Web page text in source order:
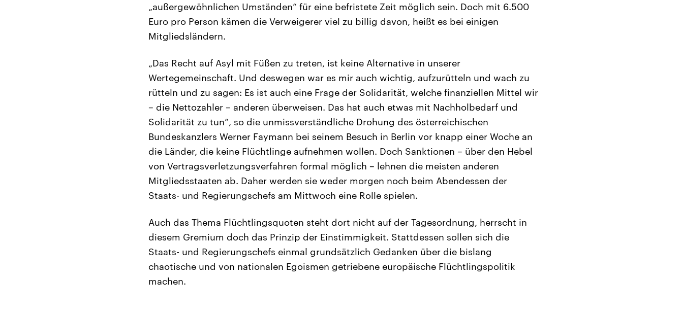
„außergewöhnlichen Umständen“ für eine befristete Zeit möglich sein. Doch mit 6.500
Euro pro Person kämen die Verweigerer viel zu billig davon, heißt es bei einigen
Mitgliedsländern.
„Das Recht auf Asyl mit Füßen zu treten, ist keine Alternative in unserer
Wertegemeinschaft. Und deswegen war es mir auch wichtig, aufzurütteln und wach zu
rütteln und zu sagen: Es ist auch eine Frage der Solidarität, welche finanziellen Mittel wir
– die Nettozahler – anderen überweisen. Das hat auch etwas mit Nachholbedarf und
Solidarität zu tun“, so die unmissverständliche Drohung des österreichischen
Bundeskanzlers Werner Faymann bei seinem Besuch in Berlin vor knapp einer Woche an
die Länder, die keine Flüchtlinge aufnehmen wollen. Doch Sanktionen – über den Hebel
von Vertragsverletzungsverfahren formal möglich – lehnen die meisten anderen
Mitgliedsstaaten ab. Daher werden sie weder morgen noch beim Abendessen der
Staats- und Regierungschefs am Mittwoch eine Rolle spielen.
Auch das Thema Flüchtlingsquoten steht dort nicht auf der Tagesordnung, herrscht in
diesem Gremium doch das Prinzip der Einstimmigkeit. Stattdessen sollen sich die
Staats- und Regierungschefs einmal grundsätzlich Gedanken über die bislang
chaotische und von nationalen Egoismen getriebene europäische Flüchtlingspolitik
machen.